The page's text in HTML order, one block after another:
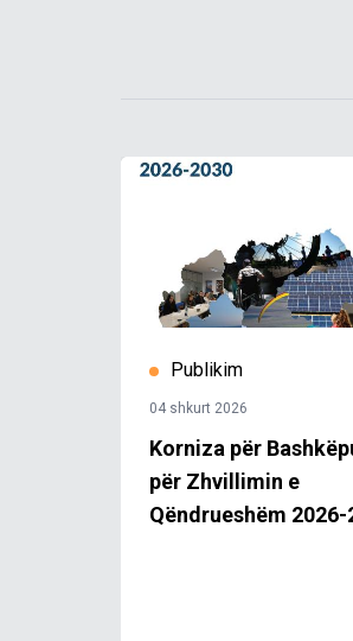
Publikim
04 shkurt 2026
Korniza për
për Zhvillimin e
Qëndrueshëm 2026-